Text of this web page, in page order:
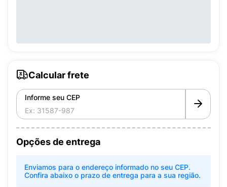
Calcular frete
Informe seu CEP
Opções de entrega
Enviamos para o endereço informado no seu CEP.
Confira abaixo o prazo de entrega para a sua região.